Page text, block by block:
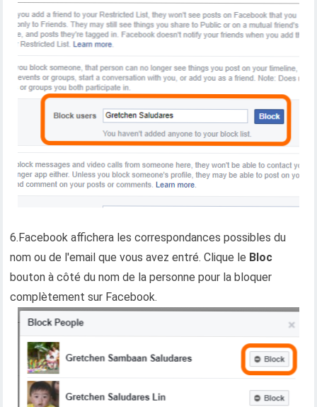
6.Facebook affichera les correspondances possibles du
nom ou de l'email que vous avez entré. Clique le Bloc
bouton à côté du nom de la personne pour la bloquer
complètement sur Facebook.